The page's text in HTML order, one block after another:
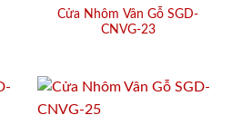
Cửa Nhôm Vân Gỗ SGD-
CNVG-23